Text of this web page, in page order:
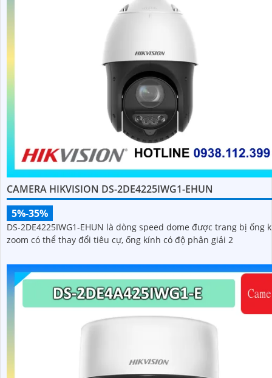
CAMERA HIKVISION DS-2DE4225IWG1-EHUN
5%-35%
DS-2DE4225IWG1-EHUN là dòng speed dome được trang bị ống
zoom có thể thay đổi tiêu cự, ống kính có độ phân giải 2